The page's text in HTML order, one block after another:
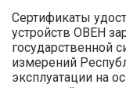
Сертификаты
устройств ОВЕН
государственной
измерений
эксплуатации на